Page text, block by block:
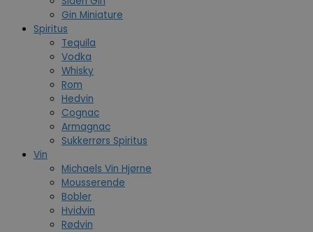
Gin Miniature
Spiritus
Tequila
Vodka
Whisky
Rom
Hedvin
Cognac
Armagnac
Sukkerrørs Spiritus
Vin
Michaels Vin Hjørne
Mousserende
Bobler
Hvidvin
Rødvin